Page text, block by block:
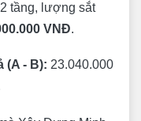
tầng, lượng sắt
VNĐ.
(A - B): 23.040.000